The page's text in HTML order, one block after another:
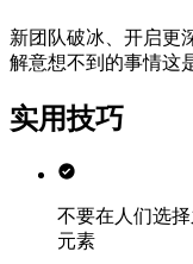
新团队破冰、开启更
解意想不到的事情这
实用技巧
不要在人们选
元素